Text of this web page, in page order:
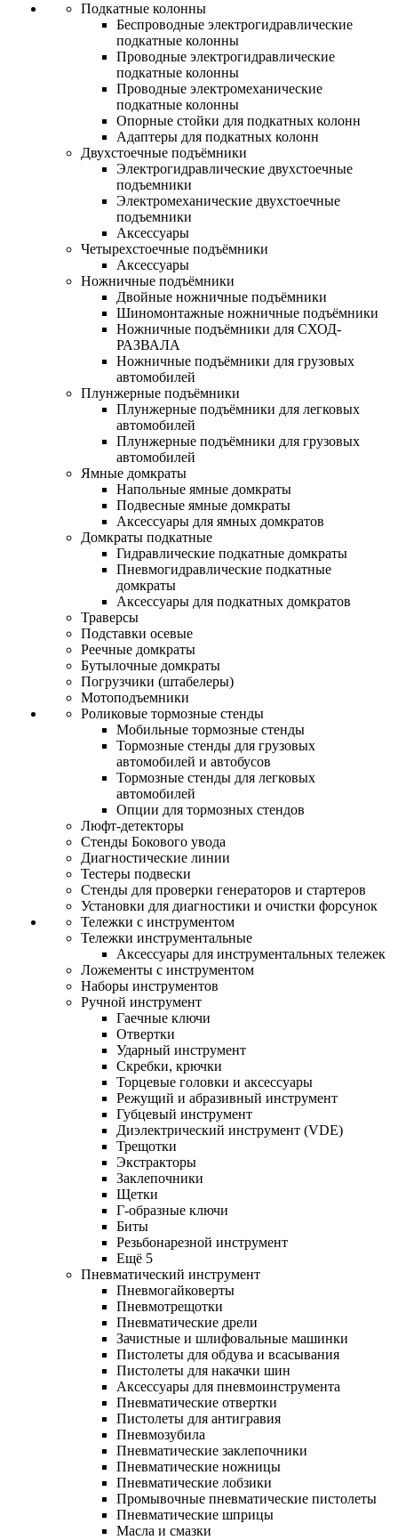
Подкатные колонны
Беспроводные электрогидравлические
подкатные колонны
Проводные электрогидравлические
подкатные колонны
Проводные электромеханические
подкатные колонны
Опорные стойки для подкатных колонн
Адаптеры для подкатных колонн
Двухстоечные подъёмники
Электрогидравлические двухстоечные
подъемники
Электромеханические двухстоечные
подъемники
Аксессуары
Четырехстоечные подъёмники
Аксессуары
Ножничные подъёмники
Двойные ножничные подъёмники
Шиномонтажные ножничные подъёмники
Ножничные подъёмники для СХОД-
РАЗВАЛА
Ножничные подъёмники для грузовых
автомобилей
Плунжерные подъёмники
Плунжерные подъёмники для легковых
автомобилей
Плунжерные подъёмники для грузовых
автомобилей
Ямные домкраты
Напольные ямные домкраты
Подвесные ямные домкраты
Аксессуары для ямных домкратов
Домкраты подкатные
Гидравлические подкатные домкраты
Пневмогидравлические подкатные
домкраты
Аксессуары для подкатных домкратов
Траверсы
Подставки осевые
Реечные домкраты
Бутылочные домкраты
Погрузчики (штабелеры)
Мотоподъемники
Роликовые тормозные стенды
Мобильные тормозные стенды
Тормозные стенды для грузовых
автомобилей и автобусов
Тормозные стенды для легковых
автомобилей
Опции для тормозных стендов
Люфт-детекторы
Стенды Бокового увода
Диагностические линии
Тестеры подвески
Стенды для проверки генераторов и стартеров
Установки для диагностики и очистки форсунок
Тележки с инструментом
Тележки инструментальные
Аксессуары для инструментальных тележек
Ложементы с инструментом
Наборы инструментов
Ручной инструмент
Гаечные ключи
Отвертки
Ударный инструмент
Скребки, крючки
Торцевые головки и аксессуары
Режущий и абразивный инструмент
Губцевый инструмент
Диэлектрический инструмент (VDE)
Трещотки
Экстракторы
Заклепочники
Щетки
Г-образные ключи
Биты
Резьбонарезной инструмент
Ещё 5
Пневматический инструмент
Пневмогайковерты
Пневмотрещотки
Пневматические дрели
Зачистные и шлифовальные машинки
Пистолеты для обдува и всасывания
Пистолеты для накачки шин
Аксессуары для пневмоинструмента
Пневматические отвертки
Пистолеты для антигравия
Пневмозубила
Пневматические заклепочники
Пневматические ножницы
Пневматические лобзики
Промывочные пневматические пистолеты
Пневматические шприцы
Масла и смазки